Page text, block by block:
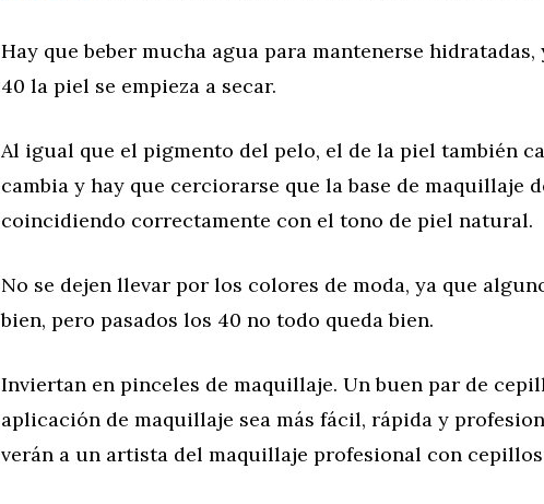
Hay que beber mucha agua para mantenerse hidratadas,
40 la piel se empieza a secar.
Al igual que el pigmento del pelo, el de la piel también
cambia y hay que cerciorarse que la base de maquillaje
coincidiendo correctamente con el tono de piel natural.
No se dejen llevar por los colores de moda, ya que
bien, pero pasados los 40 no todo queda bien.
Inviertan en pinceles de maquillaje. Un buen par de
aplicación de maquillaje sea más fácil, rápida y
verán a un artista del maquillaje profesional con